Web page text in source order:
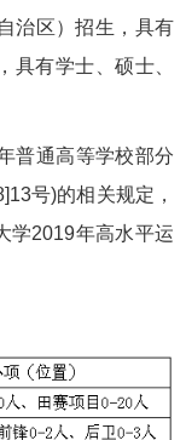
治区）招生，具有
具有学士、硕士、
普通高等学校部分
号)的相关规定，
学2019年高水平运